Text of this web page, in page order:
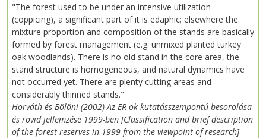
"The forest used to be under an intensive utilization
(coppicing), a significant part of it is edaphic; elsewhere the
mixture proportion and composition of the stands are basically
formed by forest management (e.g. unmixed planted turkey
oak woodlands). There is no old stand in the core area, the
stand structure is homogeneous, and natural dynamics have
not occurred yet. There are plenty cutting areas and
considerably thinned stands."
Horváth és Bölöni (2002) Az ER-ok kutatásszempontú besorolása
és rövid jellemzése 1999-ben [Classification and brief description
of the forest reserves in 1999 from the viewpoint of research]